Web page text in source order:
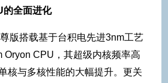
的全面进化
版搭载基于台积电先进3nm工艺
Oryon CPU，其超级内核频率高
核与多核性能的大幅提升。更关